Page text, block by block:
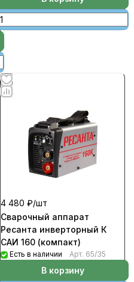
4 480 ₽/шт
Сварочный аппарат
Ресанта инверторный К
САИ 160 (компакт)
Есть в наличии Арт. 65/35
В корзину